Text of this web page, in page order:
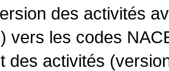
des activités
vers les codes
des activités